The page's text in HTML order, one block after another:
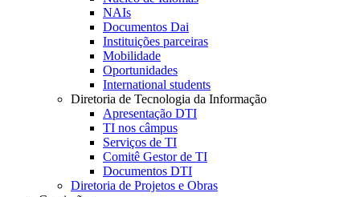
NAIs
Documentos Dai
Instituições parceiras
Mobilidade
Oportunidades
International students
Diretoria de Tecnologia da Informação
Apresentação DTI
TI nos câmpus
Serviços de TI
Comitê Gestor de TI
Documentos DTI
Diretoria de Projetos e Obras